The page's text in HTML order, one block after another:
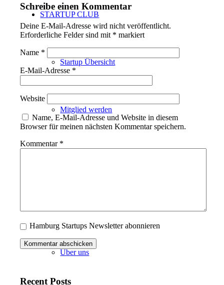
STARTUP CLUB
Startup Übersicht
Mitglied werden
Über uns
Schreibe einen Kommentar
Deine E-Mail-Adresse wird nicht veröffentlicht.
Erforderliche Felder sind mit * markiert
Name *
E-Mail-Adresse *
Website
Name, E-Mail-Adresse und Website in diesem
Browser für meinen nächsten Kommentar speichern.
Kommentar *
Hamburg Startups Newsletter abonnieren
Recent Posts